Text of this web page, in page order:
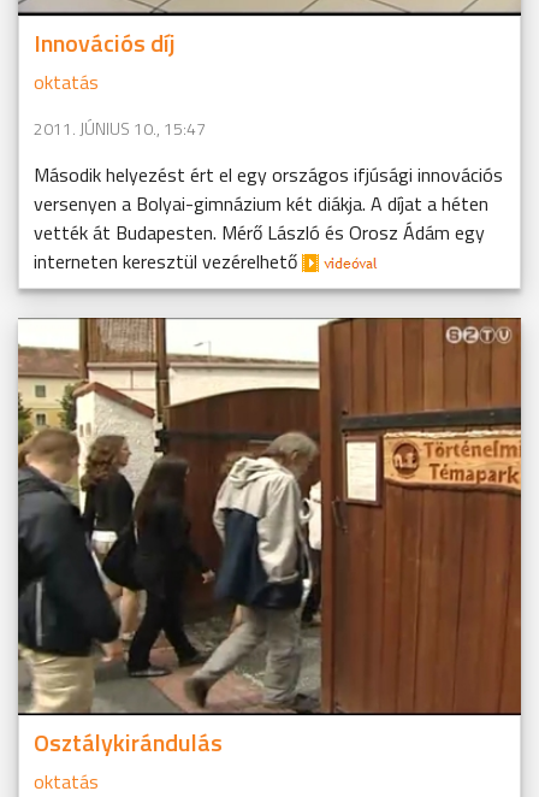
Innovációs díj
oktatás
2011. JÚNIUS 10., 15:47
Második helyezést ért el egy országos ifjúsági innovációs
versenyen a Bolyai-gimnázium két diákja. A díjat a héten
vették át Budapesten. Mérő László és Orosz Ádám egy
interneten keresztül vezérelhető
Osztálykirándulás
oktatás